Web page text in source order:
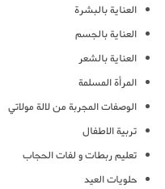
العناية بالبشرة
العناية بالجسم
العناية بالشعر
المرأة المسلمة
الوصفات المجربة من لالة مولاتي
تربية الاطفال
تعليم ربطات و لفات الحجاب
حلويات العيد